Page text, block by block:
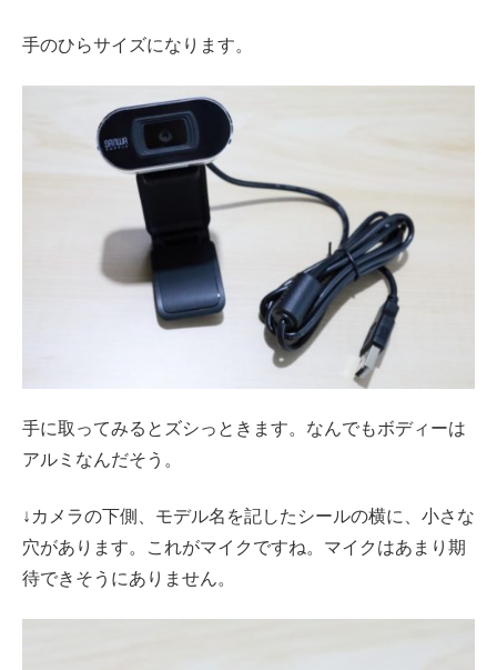
手のひらサイズになります。
手に取ってみるとズシっときます。なんでもボディーは
アルミなんだそう。
↓カメラの下側、モデル名を記したシールの横に、小さな
穴があります。これがマイクですね。マイクはあまり期
待できそうにありません。